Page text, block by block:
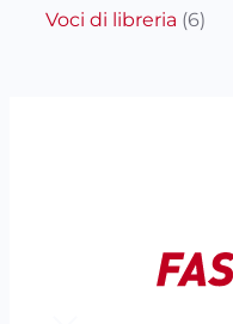
Voci di libreria (6)